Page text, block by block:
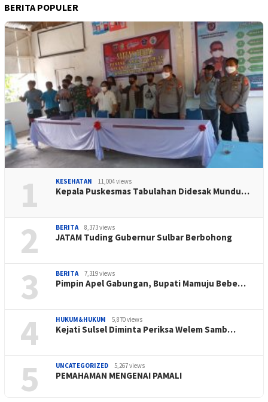
BERITA POPULER
1 KESEHATAN 11,004 views
Kepala Puskesmas Tabulahan Didesak Mundu…
2 BERITA 8,373 views
JATAM Tuding Gubernur Sulbar Berbohong
3 BERITA 7,319 views
Pimpin Apel Gabungan, Bupati Mamuju Bebe…
4 HUKUM&HUKUM 5,870 views
Kejati Sulsel Diminta Periksa Welem Samb…
5 UNCATEGORIZED 5,267 views
PEMAHAMAN MENGENAI PAMALI